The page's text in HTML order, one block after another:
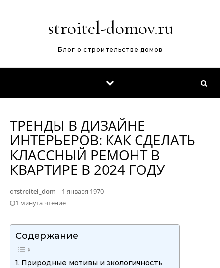
stroitel-domov.ru
Блог о строительстве домов
ТРЕНДЫ В ДИЗАЙНЕ
ИНТЕРЬЕРОВ: КАК СДЕЛАТЬ
КЛАССНЫЙ РЕМОНТ В
КВАРТИРЕ В 2024 ГОДУ
отstroitel_dom—1 января 1970
1 минута чтение
Содержание
Природные мотивы и экологичность